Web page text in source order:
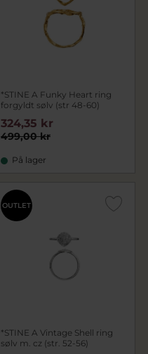
*STINE A Funky Heart ring
forgyldt sølv (str 48-60)
499,00 kr
324,35 kr
På lager
OUTLET
*STINE A Vintage Shell ring
sølv m. cz (str. 52-56)